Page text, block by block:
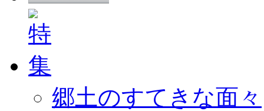
郷土のすてきな面々